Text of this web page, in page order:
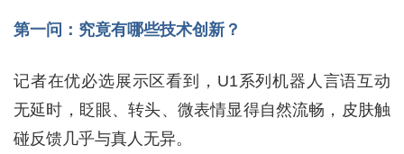
第一问：究竟有哪些技术创新？
记者在优必选展示区看到，U1系列机器人言语互动
无延时，眨眼、转头、微表情显得自然流畅，皮肤触
碰反馈几乎与真人无异。